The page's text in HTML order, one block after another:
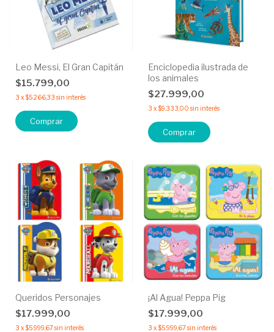
Leo Messi, El Gran Capitán
$15.799,00
3 x$5.266,33 sin interés
Enciclopedia ilustrada de
los animales
$27.999,00
3 x$9.333,00 sin interés
Queridos Personajes
$17.999,00
3 x$5.999,67sin interés
¡Al Agua! Peppa Pig
$17.999,00
3 x$5.999,67sin interés